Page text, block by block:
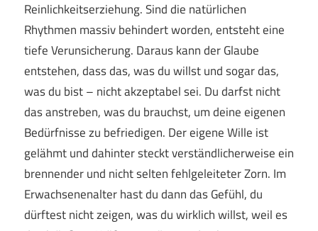
Reinlichkeitserziehung. Sind die natürlichen
Rhythmen massiv behindert worden, entsteht eine
tiefe Verunsicherung. Daraus kann der Glaube
entstehen, dass das, was du willst und sogar das,
was du bist – nicht akzeptabel sei. Du darfst nicht
das anstreben, was du brauchst, um deine eigenen
Bedürfnisse zu befriedigen. Der eigene Wille ist
gelähmt und dahinter steckt verständlicherweise ein
brennender und nicht selten fehlgeleiteter Zorn. Im
Erwachsenenalter hast du dann das Gefühl, du
dürftest nicht zeigen, was du wirklich willst, weil es